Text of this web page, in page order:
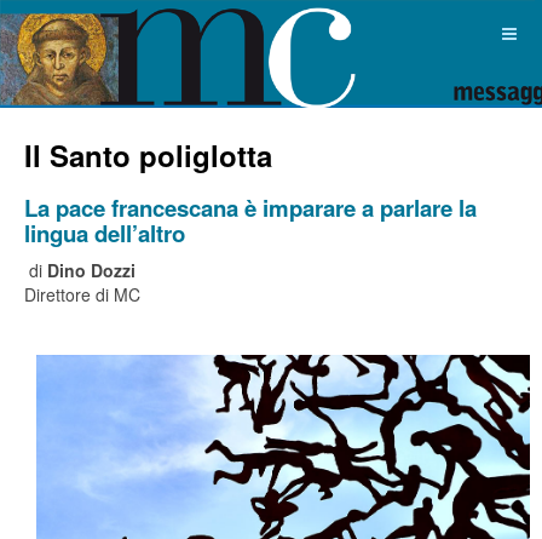
Il Santo poliglotta
La pace francescana è imparare a parlare la
lingua dell’altro
di Dino Dozzi
Direttore di MC